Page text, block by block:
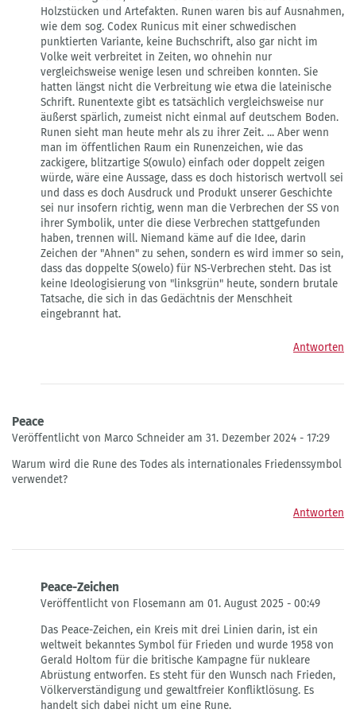
diese
Seite
heißen
von
Klangweber
Ansuz
Holzstücken und Artefakten. Runen waren bis auf Ausnahmen,
wie dem sog. Codex Runicus mit einer schwedischen
punktierten Variante, keine Buchschrift, also gar nicht im
Volke weit verbreitet in Zeiten, wo ohnehin nur
vergleichsweise wenige lesen und schreiben konnten. Sie
hatten längst nicht die Verbreitung wie etwa die lateinische
Schrift. Runentexte gibt es tatsächlich vergleichsweise nur
äußerst spärlich, zumeist nicht einmal auf deutschem Boden.
Runen sieht man heute mehr als zu ihrer Zeit. ... Aber wenn
man im öffentlichen Raum ein Runenzeichen, wie das
zackigere, blitzartige S(owulo) einfach oder doppelt zeigen
würde, wäre eine Aussage, dass es doch historisch wertvoll sei
und dass es doch Ausdruck und Produkt unserer Geschichte
sei nur insofern richtig, wenn man die Verbrechen der SS von
ihrer Symbolik, unter die diese Verbrechen stattgefunden
haben, trennen will. Niemand käme auf die Idee, darin
Zeichen der "Ahnen" zu sehen, sondern es wird immer so sein,
dass das doppelte S(owelo) für NS-Verbrechen steht. Das ist
keine Ideologisierung von "linksgrün" heute, sondern brutale
Tatsache, die sich in das Gedächtnis der Menschheit
eingebrannt hat.
Antworten
Peace
Veröffentlicht von Marco Schneider am 31. Dezember 2024 - 17:29
Warum wird die Rune des Todes als internationales Friedenssymbol
verwendet?
Antworten
Peace-Zeichen
Veröffentlicht von Flosemann am 01. August 2025 - 00:49
auf
Peace
von
Marco
Schneider
Das Peace-Zeichen, ein Kreis mit drei Linien darin, ist ein
weltweit bekanntes Symbol für Frieden und wurde 1958 von
Gerald Holtom für die britische Kampagne für nukleare
Abrüstung entworfen. Es steht für den Wunsch nach Frieden,
Völkerverständigung und gewaltfreier Konfliktlösung. Es
handelt sich dabei nicht um eine Rune.